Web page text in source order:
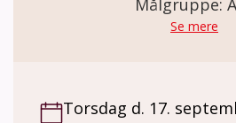
Målgruppe:
Se mere
Torsdag d. 17.